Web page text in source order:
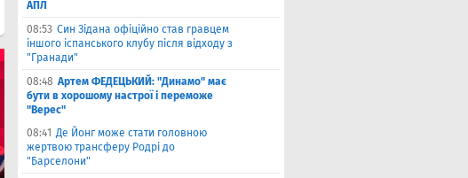
АПЛ
08:53 Син Зідана офіційно став гравцем
іншого іспанського клубу після відходу з
"Гранади"
08:48 Артем ФЕДЕЦЬКИЙ: "Динамо" має
бути в хорошому настрої і переможе
"Верес"
08:41 Де Йонг може стати головною
жертвою трансферу Родрі до
"Барселони"